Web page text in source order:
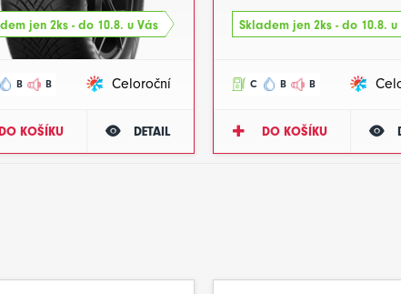
jen 2ks - do 10.8. u Vás
B B Celoroční
KOŠÍKU DETAIL
Skladem jen 2ks - do 10.8. u
C B B
DO KOŠÍKU